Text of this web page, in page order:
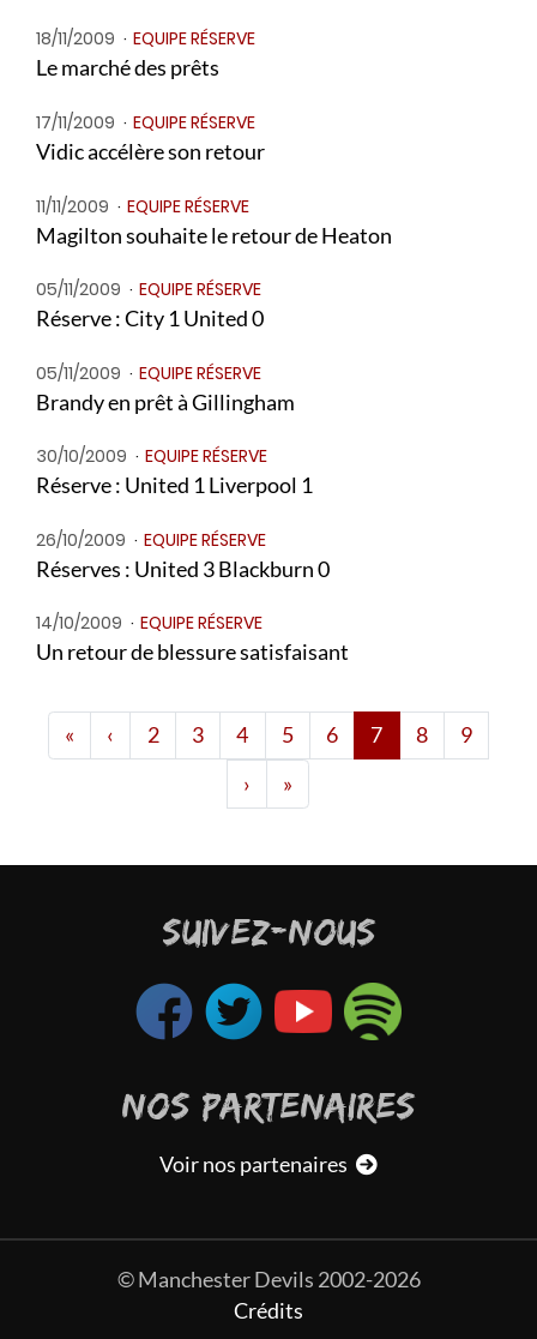
18/11/2009 EQUIPE RÉSERVE
Le marché des prêts
17/11/2009 EQUIPE RÉSERVE
Vidic accélère son retour
11/11/2009 EQUIPE RÉSERVE
Magilton souhaite le retour de Heaton
05/11/2009 EQUIPE RÉSERVE
Réserve : City 1 United 0
05/11/2009 EQUIPE RÉSERVE
Brandy en prêt à Gillingham
30/10/2009 EQUIPE RÉSERVE
Réserve : United 1 Liverpool 1
26/10/2009 EQUIPE RÉSERVE
Réserves : United 3 Blackburn 0
14/10/2009 EQUIPE RÉSERVE
Un retour de blessure satisfaisant
«Première page
‹ Page 2
2 3 4 5 6 7 8
9
›Page 9
»
SUIVEZ-NOUS
NOS PARTENAIRES
Voir nos partenaires
© Manchester Devils 2002-2026
Crédits